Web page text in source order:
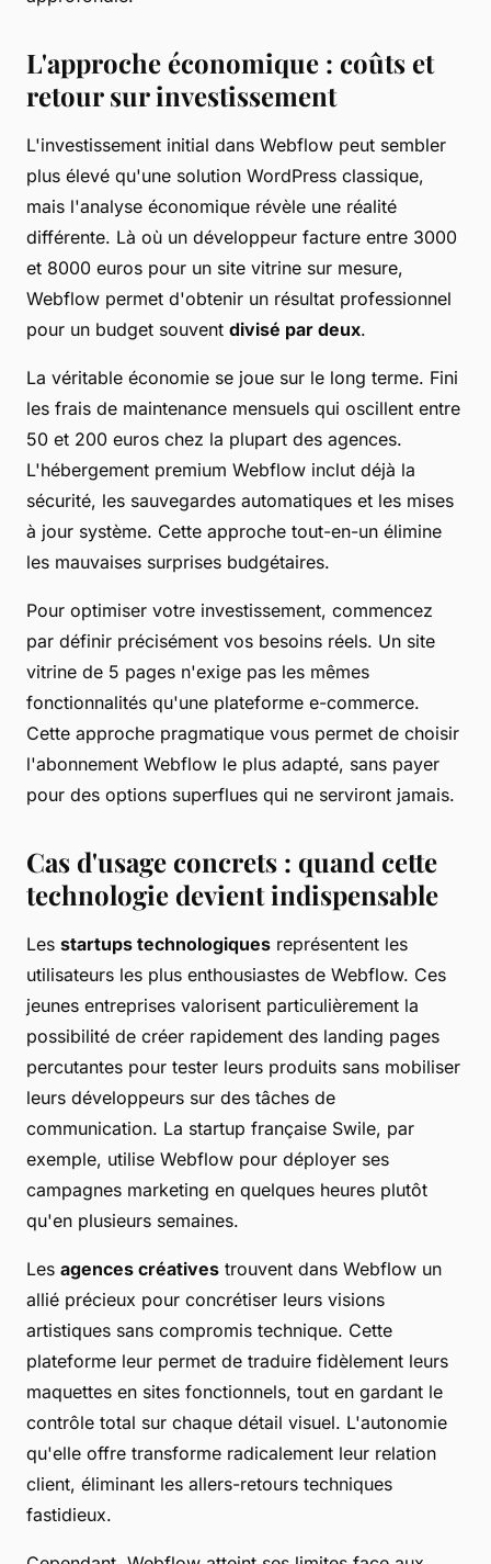
L'approche économique : coûts et
retour sur investissement
L'investissement initial dans Webflow peut sembler
plus élevé qu'une solution WordPress classique,
mais l'analyse économique révèle une réalité
différente. Là où un développeur facture entre 3000
et 8000 euros pour un site vitrine sur mesure,
Webflow permet d'obtenir un résultat professionnel
pour un budget souvent divisé par deux.
La véritable économie se joue sur le long terme. Fini
les frais de maintenance mensuels qui oscillent entre
50 et 200 euros chez la plupart des agences.
L'hébergement premium Webflow inclut déjà la
sécurité, les sauvegardes automatiques et les mises
à jour système. Cette approche tout-en-un élimine
les mauvaises surprises budgétaires.
Pour optimiser votre investissement, commencez
par définir précisément vos besoins réels. Un site
vitrine de 5 pages n'exige pas les mêmes
fonctionnalités qu'une plateforme e-commerce.
Cette approche pragmatique vous permet de choisir
l'abonnement Webflow le plus adapté, sans payer
pour des options superflues qui ne serviront jamais.
Cas d'usage concrets : quand cette
technologie devient indispensable
Les startups technologiques représentent les
utilisateurs les plus enthousiastes de Webflow. Ces
jeunes entreprises valorisent particulièrement la
possibilité de créer rapidement des landing pages
percutantes pour tester leurs produits sans mobiliser
leurs développeurs sur des tâches de
communication. La startup française Swile, par
exemple, utilise Webflow pour déployer ses
campagnes marketing en quelques heures plutôt
qu'en plusieurs semaines.
Les agences créatives trouvent dans Webflow un
allié précieux pour concrétiser leurs visions
artistiques sans compromis technique. Cette
plateforme leur permet de traduire fidèlement leurs
maquettes en sites fonctionnels, tout en gardant le
contrôle total sur chaque détail visuel. L'autonomie
qu'elle offre transforme radicalement leur relation
client, éliminant les allers-retours techniques
fastidieux.